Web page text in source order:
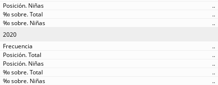
..
..
..
2020
..
..
..
..
..